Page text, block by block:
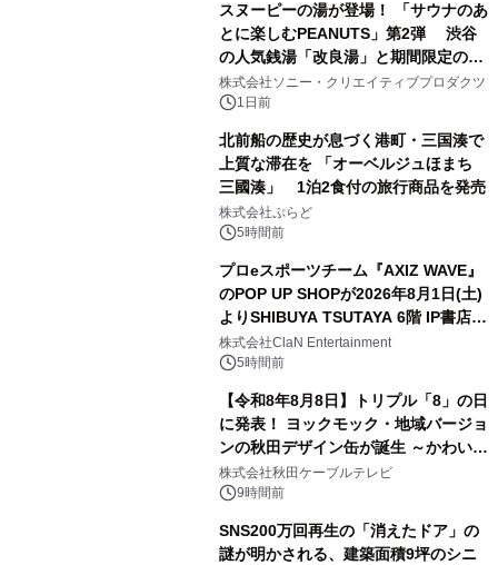
スヌーピーの湯が登場！ 「サウナのあ
とに楽しむPEANUTS」第2弾 渋谷
の人気銭湯「改良湯」と期間限定のコ
ラボレーション サウナイキタイコラ
ボグッズも発売決定！
株式会社ソニー・クリエイティブプロダクツ
1日前
北前船の歴史が息づく港町・三国湊で
上質な滞在を 「オーベルジュほまち
三國湊」 1泊2食付の旅行商品を発売
株式会社ぷらど
5時間前
プロeスポーツチーム『AXIZ WAVE』
のPOP UP SHOPが2026年8月1日(土)
よりSHIBUYA TSUTAYA 6階 IP書店で
開催決定！！
株式会社ClaN Entertainment
5時間前
【令和8年8月8日】トリプル「8」の日
に発表！ ヨックモック・地域バージョ
ンの秋田デザイン缶が誕生 ～かわいい
秋田犬の子犬と秋田の四季と名所を巡
るパッケージ～ 9月1日(火)秋田県内で
株式会社秋田ケーブルテレビ
9時間前
SNS200万回再生の「消えたドア」の
謎が明かされる、建築面積9坪のシニ